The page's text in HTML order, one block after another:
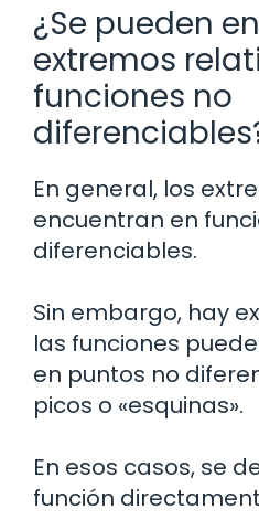
¿Se pueden
extremos
funciones no
En general, los
encuentran en
diferenciables.
Sin embargo, hay
las funciones
en puntos no
picos o «esquinas».
En esos casos, se
función